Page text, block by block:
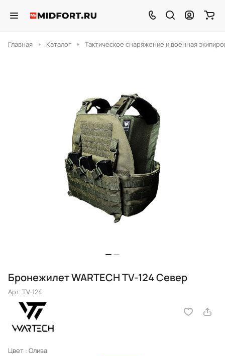
Главная Каталог Тактическое снаряжение и военная
Бронежилет WARTECH TV-124 Север
Арт.TV-124
Цвет : Олива